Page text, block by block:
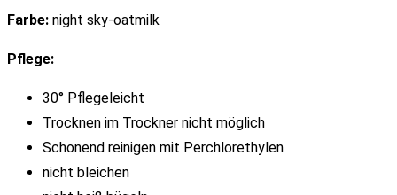
Farbe: night sky-oatmilk
Pflege:
30° Pflegeleicht
Trocknen im Trockner nicht möglich
Schonend reinigen mit Perchlorethylen
nicht bleichen